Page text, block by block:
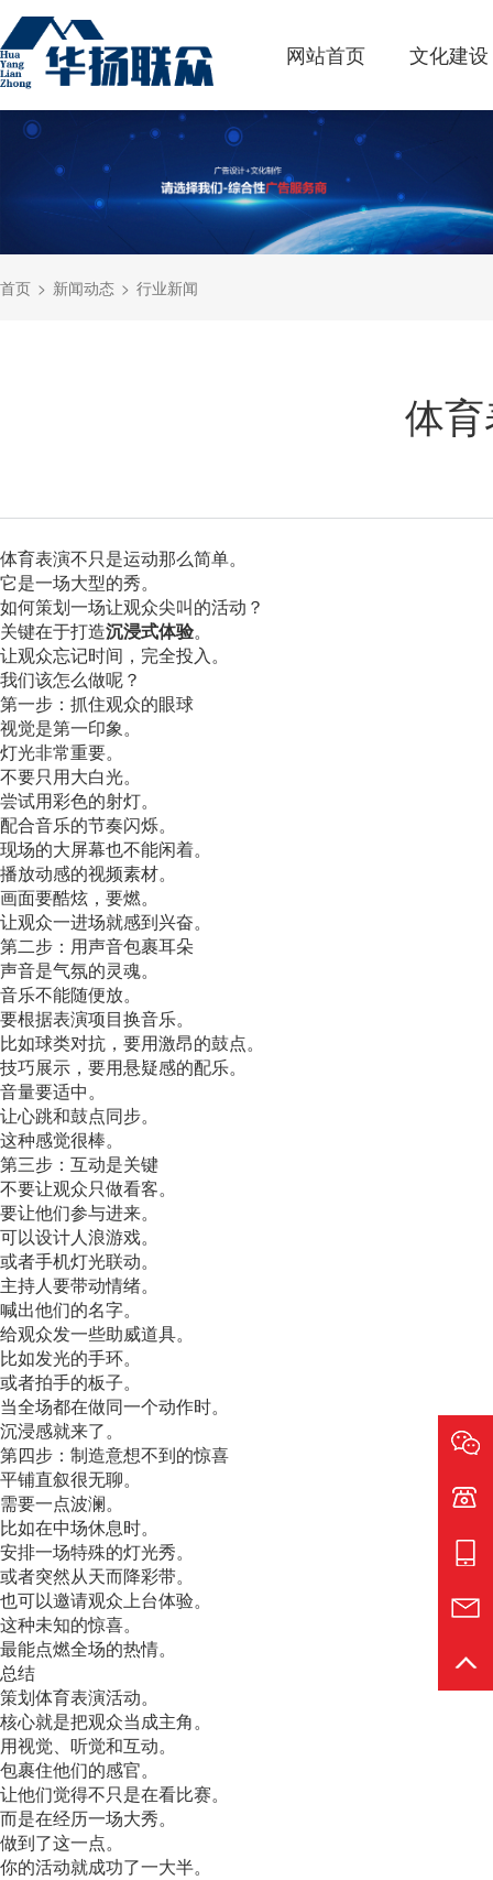
网站首页 文化建设
电话
邮箱
返回
首页 新闻动态 行业新闻
体
体育表演不只是运动那么简单。
它是一场大型的秀。
如何策划一场让观众尖叫的活动？
关键在于打造沉浸式体验。
让观众忘记时间，完全投入。
我们该怎么做呢？
第一步：抓住观众的眼球
视觉是第一印象。
灯光非常重要。
不要只用大白光。
尝试用彩色的射灯。
配合音乐的节奏闪烁。
现场的大屏幕也不能闲着。
播放动感的视频素材。
画面要酷炫，要燃。
让观众一进场就感到兴奋。
第二步：用声音包裹耳朵
声音是气氛的灵魂。
音乐不能随便放。
要根据表演项目换音乐。
比如球类对抗，要用激昂的鼓点。
技巧展示，要用悬疑感的配乐。
音量要适中。
让心跳和鼓点同步。
这种感觉很棒。
第三步：互动是关键
不要让观众只做看客。
要让他们参与进来。
可以设计人浪游戏。
或者手机灯光联动。
主持人要带动情绪。
喊出他们的名字。
给观众发一些助威道具。
比如发光的手环。
或者拍手的板子。
当全场都在做同一个动作时。
沉浸感就来了。
第四步：制造意想不到的惊喜
平铺直叙很无聊。
需要一点波澜。
比如在中场休息时。
安排一场特殊的灯光秀。
或者突然从天而降彩带。
也可以邀请观众上台体验。
这种未知的惊喜。
最能点燃全场的热情。
总结
策划体育表演活动。
核心就是把观众当成主角。
用视觉、听觉和互动。
包裹住他们的感官。
让他们觉得不只是在看比赛。
而是在经历一场大秀。
做到了这一点。
你的活动就成功了一大半。